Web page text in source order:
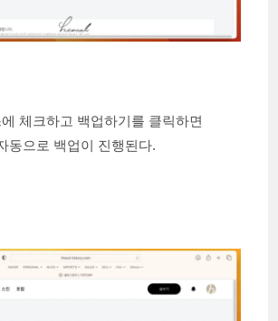
체크하고 백업하기를 클릭하면
동으로 백업이 진행된다.